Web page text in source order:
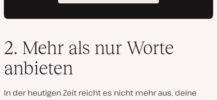
2. Mehr als nur Worte
anbieten
In der heutigen Zeit reicht es nicht mehr aus, deine